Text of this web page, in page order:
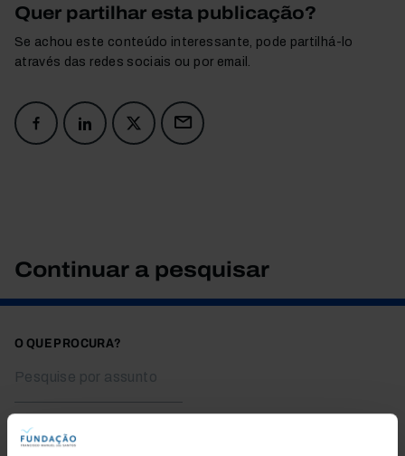
Quer partilhar esta publicação?
Se achou este conteúdo interessante, pode partilhá-lo
através das redes sociais ou por email.
Continuar a pesquisar
O QUE PROCURA?
TEMA